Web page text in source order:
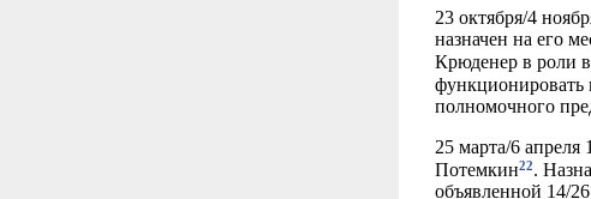
23 октября/4
назначен на его
Крюденер в роли
функционировать
полномочного
25 марта/6
Потемкин22.
объявленной 14/